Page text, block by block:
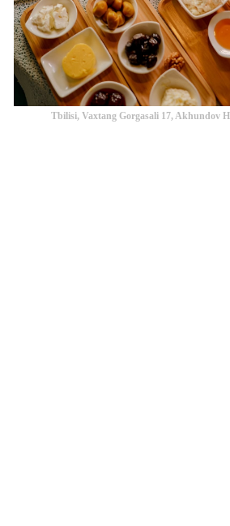
Tbilisi, Vaxtang Gorgasali 17, Akhundov